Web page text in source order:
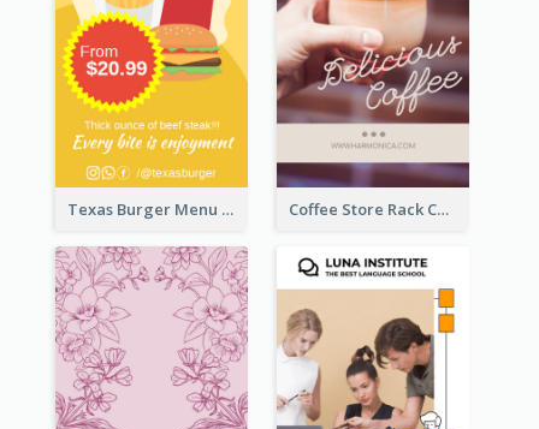
Texas Burger Menu Rack Card Coffee Store Rack Card With Coupon